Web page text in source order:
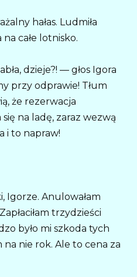
hałas. Ludmiła
na całe lotnisko.
dzieje?! — głos Igora
przy odprawie! Tłum
że rezerwacja
na ladę, zaraz wezwą
i to napraw!
Igorze. Anulowałam
trzydzieści
było mi szkoda tych
nie rok. Ale to cena za